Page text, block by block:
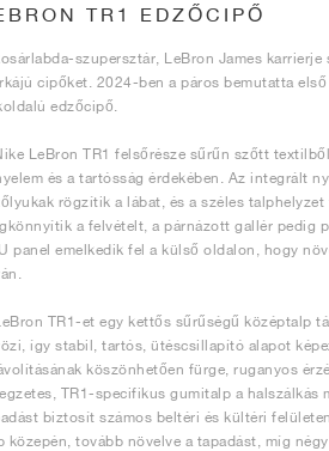
TR1 EDZŐCIPŐ
szupersztár, LeBron James
cipőket. 2024-ben a páros bemutatta
edzőcipő.
LeBron TR1 felsőrésze sűrűn szőtt
és a tartósság érdekében. Az integrált
rögzítik a lábat, és a széles
a felvételt, a párnázott gallér pedig
panel emelkedik fel a külső oldalon, hogy
TR1-et egy kettős sűrűségű középtalp
így stabil, tartós, ütéscsillapító alapot
köszönhetően fürge, ruganyos
TR1-specifikus gumitalp a
biztosít számos beltéri és kültéri
közepén, tovább növelve a tapadást, míg